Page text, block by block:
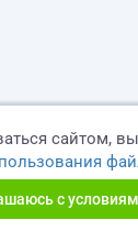
сайтом,
с